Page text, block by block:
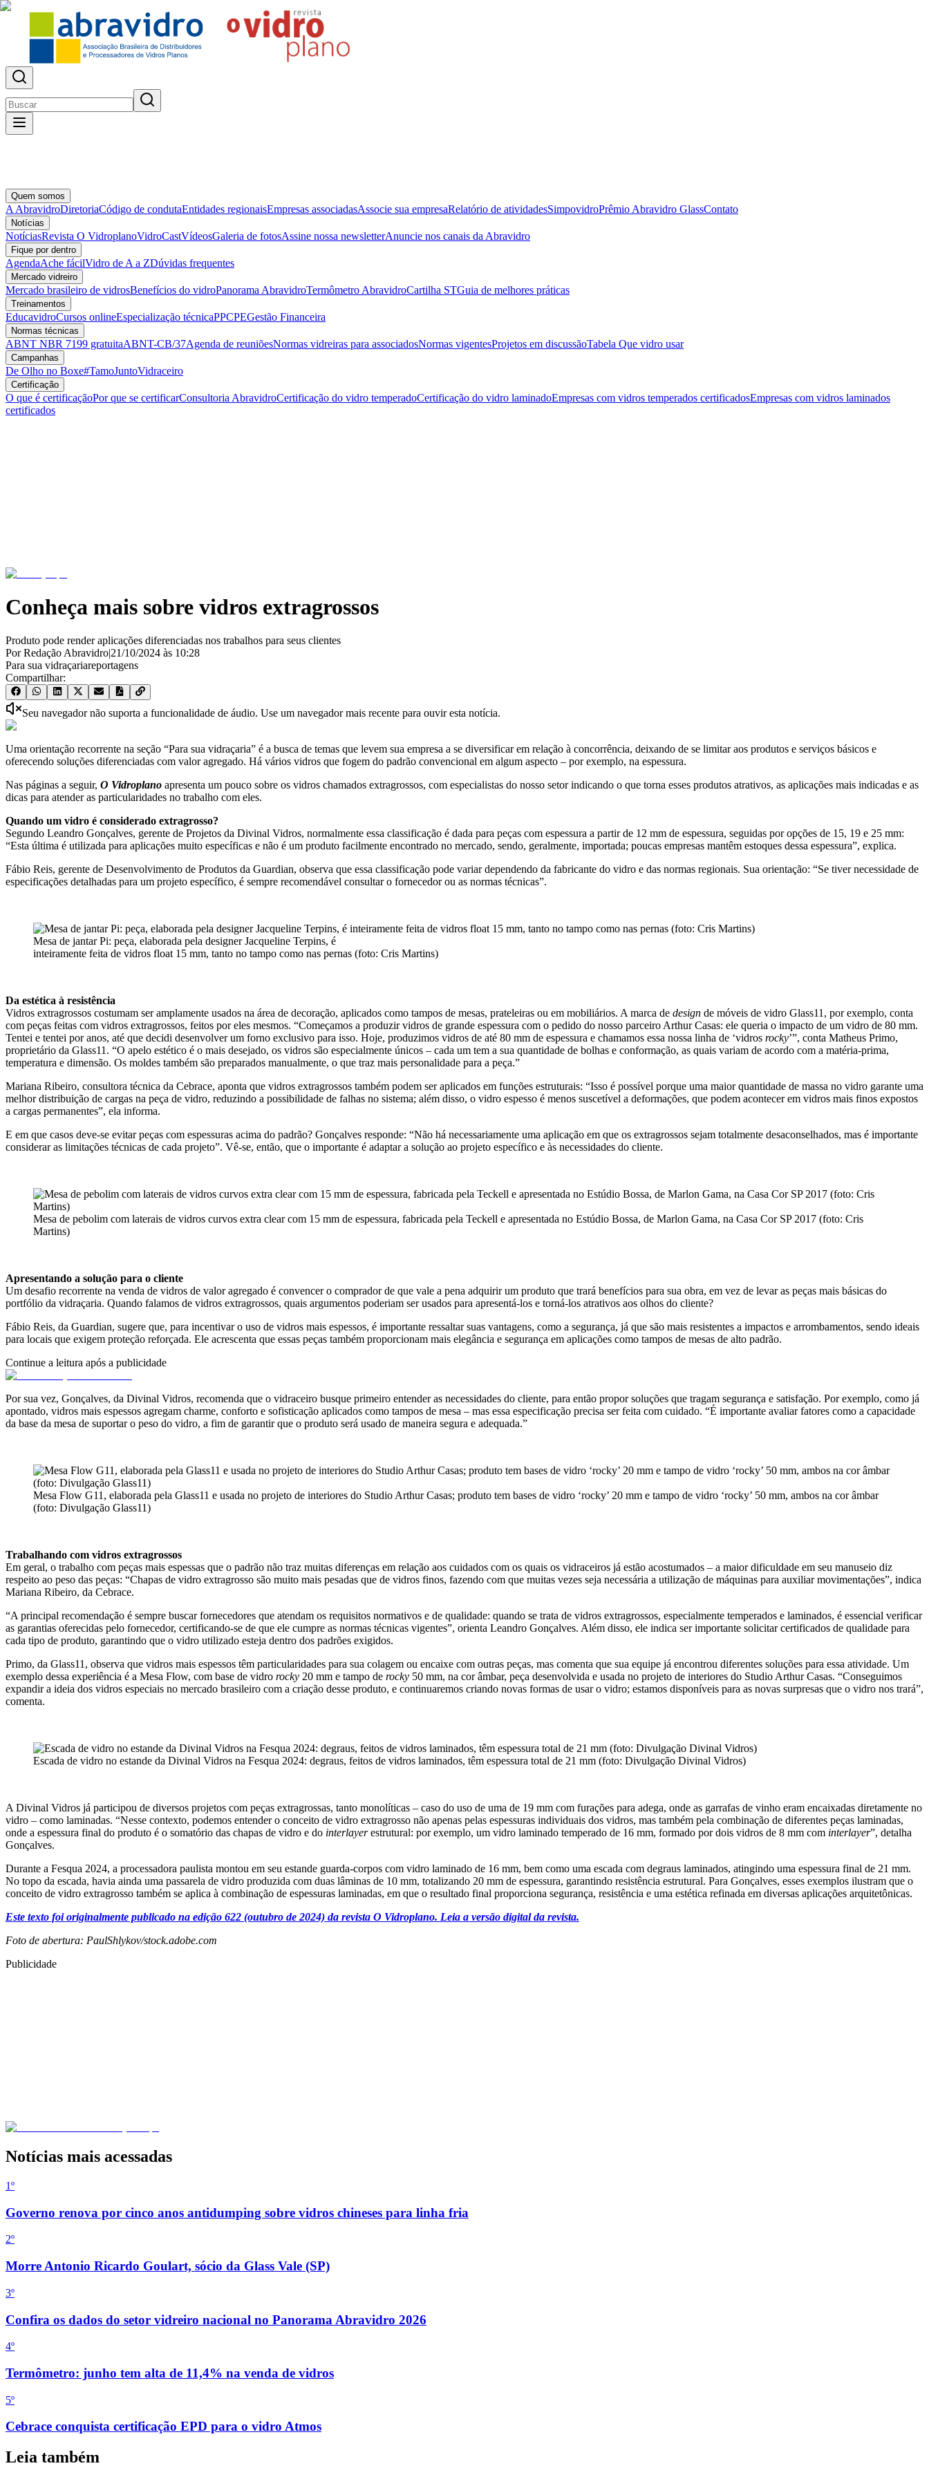
Quem somos
A AbravidroDiretoriaCódigo de condutaEntidades regionaisEmpresas associadasAssocie sua empresaRelatório de atividadesSimpovidroPrêmio Abravidro GlassContato
Notícias
NotíciasRevista O VidroplanoVidroCastVídeosGaleria de fotosAssine nossa newsletterAnuncie nos canais da Abravidro
Fique por dentro
AgendaAche fácilVidro de A a ZDúvidas frequentes
Mercado vidreiro
Mercado brasileiro de vidrosBenefícios do vidroPanorama AbravidroTermômetro AbravidroCartilha STGuia de melhores práticas
Treinamentos
EducavidroCursos onlineEspecialização técnicaPPCPEGestão Financeira
Normas técnicas
ABNT NBR 7199 gratuitaABNT-CB/37Agenda de reuniõesNormas vidreiras para associadosNormas vigentesProjetos em discussãoTabela Que vidro usar
Campanhas
De Olho no Boxe#TamoJuntoVidraceiro
Certificação
O que é certificaçãoPor que se certificarConsultoria AbravidroCertificação do vidro temperadoCertificação do vidro laminadoEmpresas com vidros temperados certificadosEmpresas com vidros laminados
certificados
Conheça mais sobre vidros extragrossos
Produto pode render aplicações diferenciadas nos trabalhos para seus clientes
Por Redação Abravidro|21/10/2024 às 10:28
Para sua vidraçariareportagens
Compartilhar:
Seu navegador não suporta a funcionalidade de áudio. Use um navegador mais recente para ouvir esta notícia.
Uma orientação recorrente na seção “Para sua vidraçaria” é a busca de temas que levem sua empresa a se diversificar em relação à concorrência, deixando de se limitar aos produtos e serviços básicos e
oferecendo soluções diferenciadas com valor agregado. Há vários vidros que fogem do padrão convencional em algum aspecto – por exemplo, na espessura.
Nas páginas a seguir, O Vidroplano apresenta um pouco sobre os vidros chamados extragrossos, com especialistas do nosso setor indicando o que torna esses produtos atrativos, as aplicações mais indicadas e as
dicas para atender as particularidades no trabalho com eles.
Quando um vidro é considerado extragrosso?
Segundo Leandro Gonçalves, gerente de Projetos da Divinal Vidros, normalmente essa classificação é dada para peças com espessura a partir de 12 mm de espessura, seguidas por opções de 15, 19 e 25 mm:
“Esta última é utilizada para aplicações muito específicas e não é um produto facilmente encontrado no mercado, sendo, geralmente, importada; poucas empresas mantêm estoques dessa espessura”, explica.
Fábio Reis, gerente de Desenvolvimento de Produtos da Guardian, observa que essa classificação pode variar dependendo da fabricante do vidro e das normas regionais. Sua orientação: “Se tiver necessidade de
especificações detalhadas para um projeto específico, é sempre recomendável consultar o fornecedor ou as normas técnicas”.
Mesa de jantar Pi: peça, elaborada pela designer Jacqueline Terpins, é
inteiramente feita de vidros float 15 mm, tanto no tampo como nas pernas (foto: Cris Martins)
Da estética à resistência
Vidros extragrossos costumam ser amplamente usados na área de decoração, aplicados como tampos de mesas, prateleiras ou em mobiliários. A marca de design de móveis de vidro Glass11, por exemplo, conta
com peças feitas com vidros extragrossos, feitos por eles mesmos. “Começamos a produzir vidros de grande espessura com o pedido do nosso parceiro Arthur Casas: ele queria o impacto de um vidro de 80 mm.
Tentei e tentei por anos, até que decidi desenvolver um forno exclusivo para isso. Hoje, produzimos vidros de até 80 mm de espessura e chamamos essa nossa linha de ‘vidros rocky’”, conta Matheus Primo,
proprietário da Glass11. “O apelo estético é o mais desejado, os vidros são especialmente únicos – cada um tem a sua quantidade de bolhas e conformação, as quais variam de acordo com a matéria-prima,
temperatura e dimensão. Os moldes também são preparados manualmente, o que traz mais personalidade para a peça.”
Mariana Ribeiro, consultora técnica da Cebrace, aponta que vidros extragrossos também podem ser aplicados em funções estruturais: “Isso é possível porque uma maior quantidade de massa no vidro garante uma
melhor distribuição de cargas na peça de vidro, reduzindo a possibilidade de falhas no sistema; além disso, o vidro espesso é menos suscetível a deformações, que podem acontecer em vidros mais finos expostos
a cargas permanentes”, ela informa.
E em que casos deve-se evitar peças com espessuras acima do padrão? Gonçalves responde: “Não há necessariamente uma aplicação em que os extragrossos sejam totalmente desaconselhados, mas é importante
considerar as limitações técnicas de cada projeto”. Vê-se, então, que o importante é adaptar a solução ao projeto específico e às necessidades do cliente.
Mesa de pebolim com laterais de vidros curvos extra clear com 15 mm de espessura, fabricada pela Teckell e apresentada no Estúdio Bossa, de Marlon Gama, na Casa Cor SP 2017 (foto: Cris
Martins)
Apresentando a solução para o cliente
Um desafio recorrente na venda de vidros de valor agregado é convencer o comprador de que vale a pena adquirir um produto que trará benefícios para sua obra, em vez de levar as peças mais básicas do
portfólio da vidraçaria. Quando falamos de vidros extragrossos, quais argumentos poderiam ser usados para apresentá-los e torná-los atrativos aos olhos do cliente?
Fábio Reis, da Guardian, sugere que, para incentivar o uso de vidros mais espessos, é importante ressaltar suas vantagens, como a segurança, já que são mais resistentes a impactos e arrombamentos, sendo ideais
para locais que exigem proteção reforçada. Ele acrescenta que essas peças também proporcionam mais elegância e segurança em aplicações como tampos de mesas de alto padrão.
Continue a leitura após a publicidade
Por sua vez, Gonçalves, da Divinal Vidros, recomenda que o vidraceiro busque primeiro entender as necessidades do cliente, para então propor soluções que tragam segurança e satisfação. Por exemplo, como já
apontado, vidros mais espessos agregam charme, conforto e sofisticação aplicados como tampos de mesa – mas essa especificação precisa ser feita com cuidado. “É importante avaliar fatores como a capacidade
da base da mesa de suportar o peso do vidro, a fim de garantir que o produto será usado de maneira segura e adequada.”
Mesa Flow G11, elaborada pela Glass11 e usada no projeto de interiores do Studio Arthur Casas; produto tem bases de vidro ‘rocky’ 20 mm e tampo de vidro ‘rocky’ 50 mm, ambos na cor âmbar
(foto: Divulgação Glass11)
Trabalhando com vidros extragrossos
Em geral, o trabalho com peças mais espessas que o padrão não traz muitas diferenças em relação aos cuidados com os quais os vidraceiros já estão acostumados – a maior dificuldade em seu manuseio diz
respeito ao peso das peças: “Chapas de vidro extragrosso são muito mais pesadas que de vidros finos, fazendo com que muitas vezes seja necessária a utilização de máquinas para auxiliar movimentações”, indica
Mariana Ribeiro, da Cebrace.
“A principal recomendação é sempre buscar fornecedores que atendam os requisitos normativos e de qualidade: quando se trata de vidros extragrossos, especialmente temperados e laminados, é essencial verificar
as garantias oferecidas pelo fornecedor, certificando-se de que ele cumpre as normas técnicas vigentes”, orienta Leandro Gonçalves. Além disso, ele indica ser importante solicitar certificados de qualidade para
cada tipo de produto, garantindo que o vidro utilizado esteja dentro dos padrões exigidos.
Primo, da Glass11, observa que vidros mais espessos têm particularidades para sua colagem ou encaixe com outras peças, mas comenta que sua equipe já encontrou diferentes soluções para essa atividade. Um
exemplo dessa experiência é a Mesa Flow, com base de vidro rocky 20 mm e tampo de rocky 50 mm, na cor âmbar, peça desenvolvida e usada no projeto de interiores do Studio Arthur Casas. “Conseguimos
expandir a ideia dos vidros especiais no mercado brasileiro com a criação desse produto, e continuaremos criando novas formas de usar o vidro; estamos disponíveis para as novas surpresas que o vidro nos trará”,
comenta.
Escada de vidro no estande da Divinal Vidros na Fesqua 2024: degraus, feitos de vidros laminados, têm espessura total de 21 mm (foto: Divulgação Divinal Vidros)
A Divinal Vidros já participou de diversos projetos com peças extragrossas, tanto monolíticas – caso do uso de uma de 19 mm com furações para adega, onde as garrafas de vinho eram encaixadas diretamente no
vidro – como laminadas. “Nesse contexto, podemos entender o conceito de vidro extragrosso não apenas pelas espessuras individuais dos vidros, mas também pela combinação de diferentes peças laminadas,
onde a espessura final do produto é o somatório das chapas de vidro e do interlayerestrutural: por exemplo, um vidro laminado temperado de 16 mm, formado por dois vidros de 8 mm com interlayer”, detalha
Gonçalves.
Durante a Fesqua 2024, a processadora paulista montou em seu estande guarda-corpos com vidro laminado de 16 mm, bem como uma escada com degraus laminados, atingindo uma espessura final de 21 mm.
No topo da escada, havia ainda uma passarela de vidro produzida com duas lâminas de 10 mm, totalizando 20 mm de espessura, garantindo resistência estrutural. Para Gonçalves, esses exemplos ilustram que o
conceito de vidro extragrosso também se aplica à combinação de espessuras laminadas, em que o resultado final proporciona segurança, resistência e uma estética refinada em diversas aplicações arquitetônicas.
Este texto foi originalmente publicado na edição 622 (outubro de 2024) da revista O Vidroplano. Leia a versão digital da revista.
Foto de abertura: PaulShlykov/stock.adobe.com
Publicidade
Notícias mais acessadas
1º
Governo renova por cinco anos antidumping sobre vidros chineses para linha fria
2º
Morre Antonio Ricardo Goulart, sócio da Glass Vale (SP)
3º
Confira os dados do setor vidreiro nacional no Panorama Abravidro 2026
4º
Termômetro: junho tem alta de 11,4% na venda de vidros
5º
Cebrace conquista certificação EPD para o vidro Atmos
Leia também